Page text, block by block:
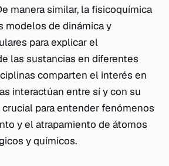
manera similar, la fisicoquímica
modelos de dinámica y
para explicar el
las sustancias en diferentes
comparten el interés en
interactúan entre sí y con su
para entender fenómenos
y el atrapamiento de átomos
y químicos.